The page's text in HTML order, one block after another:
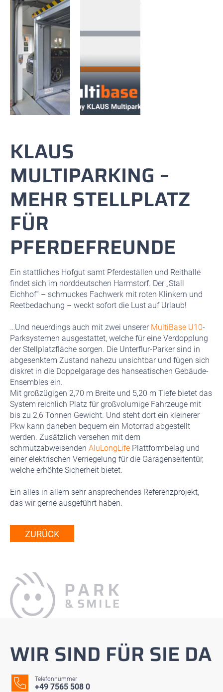
KLAUS
MULTIPARKING –
MEHR STELLPLATZ
FÜR
PFERDEFREUNDE
Ein stattliches Hofgut samt Pferdeställen und Reithalle
findet sich im norddeutschen Harmstorf. Der „Stall
Eichhof“ – schmuckes Fachwerk mit roten Klinkern und
Reetbedachung – weckt sofort die Lust auf Urlaub!
…Und neuerdings auch mit zwei unserer MultiBase U10-
Parksystemen ausgestattet, welche für eine Verdopplung
der Stellplatzfläche sorgen. Die Unterflur-Parker sind in
abgesenktem Zustand nahezu unsichtbar und fügen sich
diskret in die Doppelgarage des hanseatischen Gebäude-
Ensembles ein.
Mit großzügigen 2,70 m Breite und 5,20 m Tiefe bietet das
System reichlich Platz für großvolumige Fahrzeuge mit
bis zu 2,6 Tonnen Gewicht. Und steht dort ein kleinerer
Pkw kann daneben bequem ein Motorrad abgestellt
werden. Zusätzlich versehen mit dem
schmutzabweisenden AluLongLife Plattformbelag und
einer elektrischen Verriegelung für die Garagenseitentür,
welche erhöhte Sicherheit bietet.
Ein alles in allem sehr ansprechendes Referenzprojekt,
das wir gerne ausgeführt haben.
ZURÜCK
WIR SIND FÜR SIE DA
Telefonnummer
+49 7565 508 0